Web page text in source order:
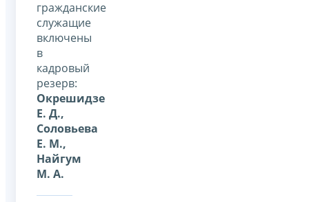
гражданские
служащие
включены
в
кадровый
резерв:
Окрешидзе
Е. Д.,
Соловьева
Е. М.,
Найгум
М. А.